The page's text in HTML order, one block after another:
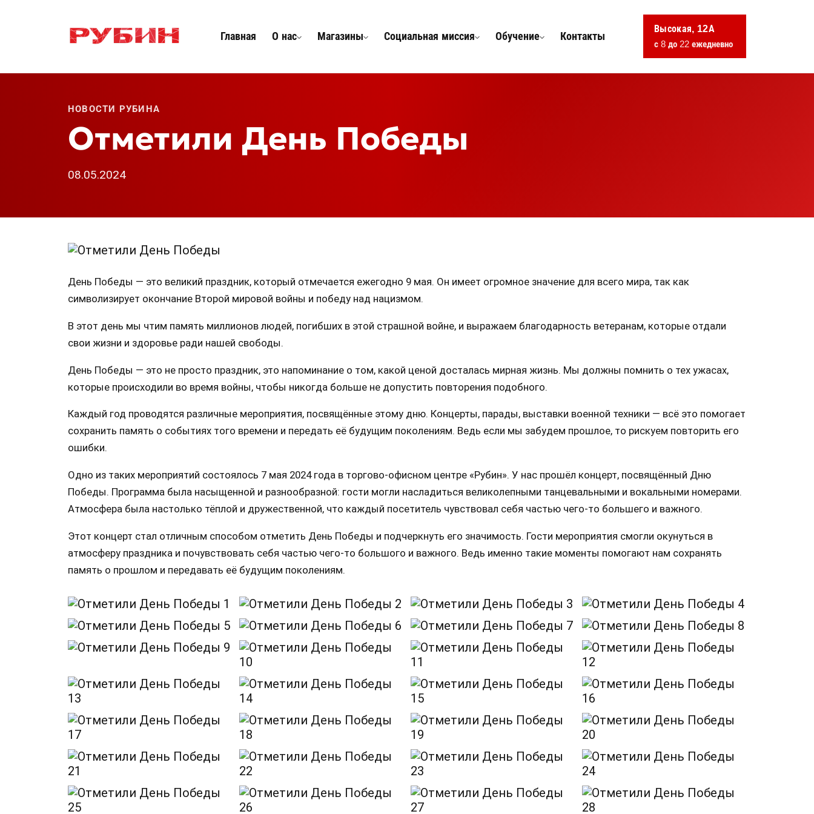
Главная О нас Магазины Социальная миссия Обучение Контакты
Высокая, 12А
с 8 до 22 ежедневно
НОВОСТИ РУБИНА
Отметили День Победы
08.05.2024
День Победы — это великий праздник, который отмечается ежегодно 9 мая. Он имеет огромное значение для всего мира, так как
символизирует окончание Второй мировой войны и победу над нацизмом.
В этот день мы чтим память миллионов людей, погибших в этой страшной войне, и выражаем благодарность ветеранам, которые отдали
свои жизни и здоровье ради нашей свободы.
День Победы — это не просто праздник, это напоминание о том, какой ценой досталась мирная жизнь. Мы должны помнить о тех ужасах,
которые происходили во время войны, чтобы никогда больше не допустить повторения подобного.
Каждый год проводятся различные мероприятия, посвящённые этому дню. Концерты, парады, выставки военной техники — всё это помогает
сохранить память о событиях того времени и передать её будущим поколениям. Ведь если мы забудем прошлое, то рискуем повторить его
ошибки.
Одно из таких мероприятий состоялось 7 мая 2024 года в торгово-офисном центре «Рубин». У нас прошёл концерт, посвящённый Дню
Победы. Программа была насыщенной и разнообразной: гости могли насладиться великолепными танцевальными и вокальными номерами.
Атмосфера была настолько тёплой и дружественной, что каждый посетитель чувствовал себя частью чего-то большего и важного.
Этот концерт стал отличным способом отметить День Победы и подчеркнуть его значимость. Гости мероприятия смогли окунуться в
атмосферу праздника и почувствовать себя частью чего-то большого и важного. Ведь именно такие моменты помогают нам сохранять
память о прошлом и передавать её будущим поколениям.